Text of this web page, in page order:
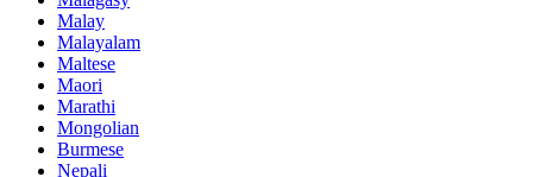
Malay
Malayalam
Maltese
Maori
Marathi
Mongolian
Burmese
Nepali